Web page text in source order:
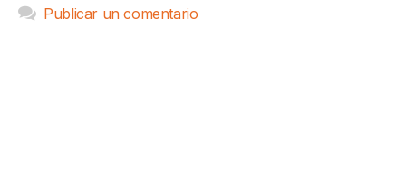
Publicar un comentario